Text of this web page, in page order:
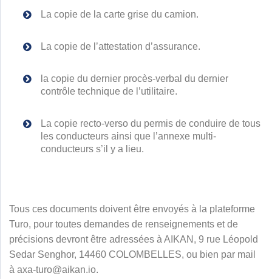
La copie de la carte grise du camion.
La copie de l’attestation d’assurance.
la copie du dernier procès-verbal du dernier
contrôle technique de l’utilitaire.
La copie recto-verso du permis de conduire de tous
les conducteurs ainsi que l’annexe multi-
conducteurs s’il y a lieu.
Tous ces documents doivent être envoyés à la plateforme
Turo, pour toutes demandes de renseignements et de
précisions devront être adressées à AIKAN, 9 rue Léopold
Sedar Senghor, 14460 COLOMBELLES, ou bien par mail
à axa-turo@aikan.io.